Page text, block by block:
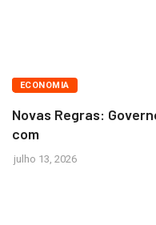
BRASÍLIA
ECONOMIA
Novas Regras:
com
julho 13, 2026